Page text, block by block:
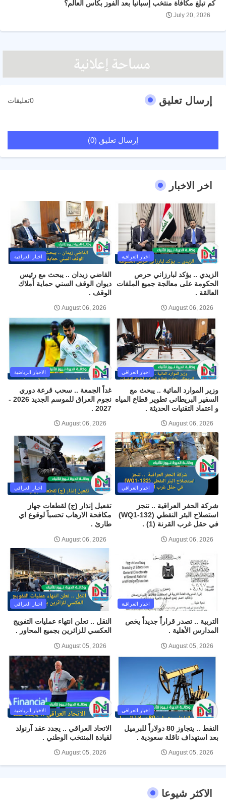
كم تبلغ مكافأة منتخب إسبانيا بعد الفوز بكأس العالم؟
July 20, 2026
إرسال تعليق 0تعليقات
إرسال تعليق (0)
اخر الاخبار
اخبار العراقية
الزيدي .. يؤكد لبارزاني حرص
الحكومة على معالجة جميع الملفات
العالقة .
August 06, 2026
اخبار العراقية
القاضي زيدان .. يبحث مع رئيس
ديوان الوقف السني حماية أملاك
الوقف .
August 06, 2026
اخبار العراقي
وزير الموارد المائية .. يبحث مع
السفير البريطاني تطوير قطاع المياه
و اعتماد التقنيات الحديثة .
August 06, 2026
الاخبار الرياضية
غداً الجمعة .. سحب قرعة دوري
نجوم العراق للموسم الجديد 2026 -
2027 .
August 06, 2026
اخبار العراقي
شركة الحفر العراقية .. تنجز
استصلاح البئر النفطي (WQ1-132)
في حقل غرب القرنة (1) .
August 06, 2026
اخبار العراقي
تفعيل إنذار (ج) لقطعات جهاز
مكافحة الارهاب تحسباً لوقوع اي
طارئ .
August 06, 2026
اخبار العراقية
التربية .. تصدر قراراً جديداً يخص
المدارس الأهلية .
August 05, 2026
اخبار العراقي
النقل .. تعلن انتهاء عمليات التفويج
العكسي للزائرين بجميع المحاور .
August 05, 2026
اخبار العراقي
النفط .. يتجاوز 80 دولاراً للبرميل
بعد استهداف ناقلة سعودية .
August 05, 2026
الاخبار الرياضية
الاتحاد العراقي .. يجدد عقد آرنولد
لقيادة المنتخب الوطني .
August 05, 2026
الاكثر شيوعا